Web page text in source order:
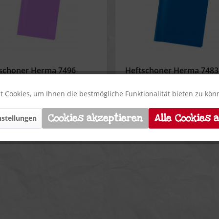
Herma 7496
Heftschoner Herma 7483
Cookies, um Ihnen die bestmögliche Funktionalität bieten zu
Cookies akzeptieren Alle Cookies